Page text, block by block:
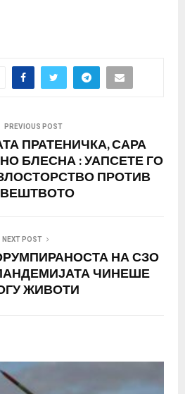
PREVIOUS POST
ПРАТЕНИЧКА, САРА
БЛЕСНА : УАПСЕТЕ ГО
ПРОТИВ
NEXT POST
НА СЗО
ЧИНЕШЕ
ЖИВОТИ